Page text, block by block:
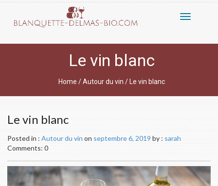
Toggle
Le vin blanc
Home /Autour du vin / Le vin blanc
Le vin blanc
Posted in : Autour du vin on septembre 6, 2019 by : sarah
Comments: 0